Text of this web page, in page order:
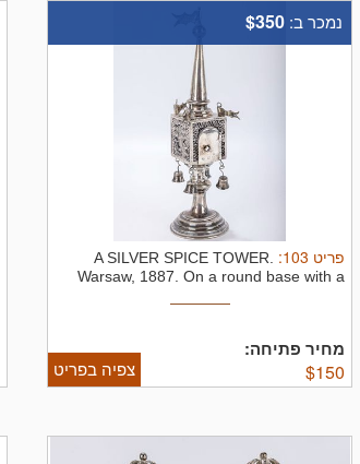
נמכר ב: $350
פריט 103
:
A SILVER SPICE TOWER.
Warsaw, 1887. On a round base with a
מחיר פתיחה:
$150 צפיה בפריט